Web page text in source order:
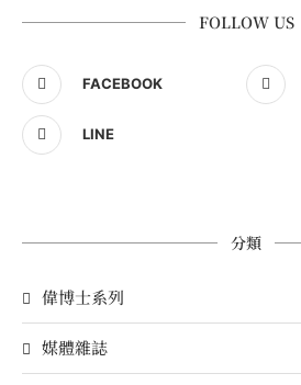
FOLLOW US
FACEBOOK
LINE
分類
偉博士系列
媒體雜誌